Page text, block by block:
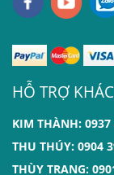
HỖ TRỢ
KIM THÀNH: 0937
THU THÚY: 0904
THÙY TRANG: